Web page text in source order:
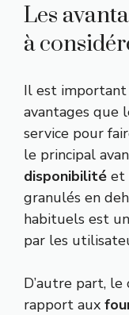
Les
à
Il est
avantages que
service pour
le principal
disponibilité et
granulés en
habituels est
par les
D’autre part,
rapport aux